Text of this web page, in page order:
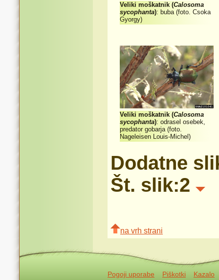
Veliki moškatnik (Calosoma
sycophanta): buba (foto. Csoka
Gyorgy)
Veliki moškatnik (Calosoma
sycophanta): odrasel osebek,
predator gobarja (foto.
Nageleisen Louis-Michel)
Dodatne
Št. slik:2
na vrh strani
Pogoji uporabe Piškotki Kazalo